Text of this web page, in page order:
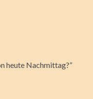
heute Nachmittag?”